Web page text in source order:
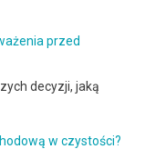
przed
decyzji, jaką
w czystości?